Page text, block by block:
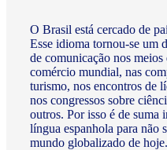
O Brasil está cercado de
Esse idioma tornou-se um
de comunicação nos
comércio mundial, nas
turismo, nos encontros de
nos congressos sobre
outros. Por isso é de suma
língua espanhola para não
mundo globalizado de hoje.